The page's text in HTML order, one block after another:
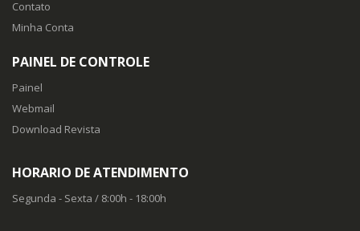
Contato
Minha Conta
PAINEL DE CONTROLE
Painel
Webmail
Download Revista
HORARIO DE ATENDIMENTO
Segunda - Sexta / 8:00h - 18:00h